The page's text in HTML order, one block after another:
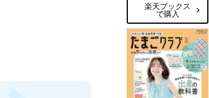
楽天ブックス
で購入